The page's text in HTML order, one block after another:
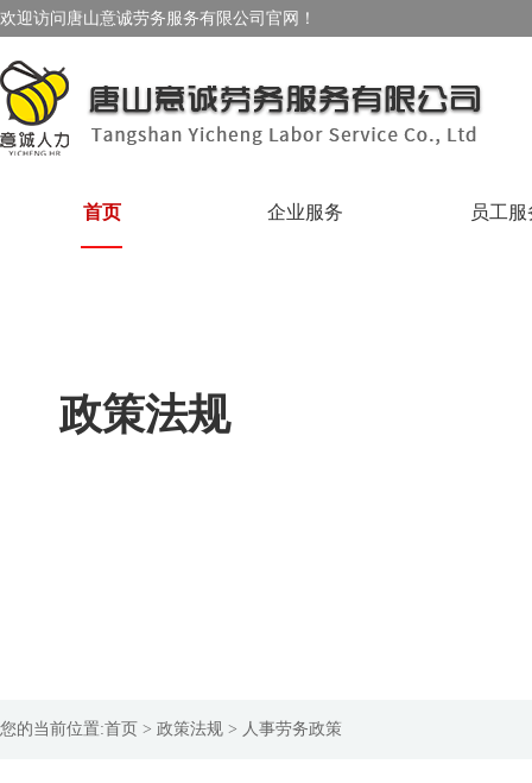
欢迎访问唐山意诚劳务服务有限公司官网！
首页 企业服务 员工服
政策法规
您的当前位置:首页 > 政策法规 > 人事劳务政策